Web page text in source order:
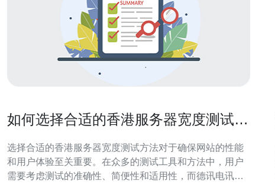
如何选择合适的香港服务器宽度测试方
选择合适的香港服务器宽度测试方法对于确保网站的性能
和用户体验至关重要。在众多的测试工具和方法中，用户
需要考虑测试的准确性、简便性和适用性，而德讯电讯则